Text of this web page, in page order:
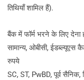
तिथियाँ शामिल हैं).
बैंक में फॉर्म भरने के लिए
सामान्य, ओबीसी, ईडब्ल्यूएस
रुपये
SC, ST, PwBD, पूर्व सैनिक,